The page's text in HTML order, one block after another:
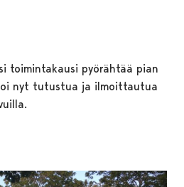
toimintakausi pyörähtää pian
nyt tutustua ja ilmoittautua